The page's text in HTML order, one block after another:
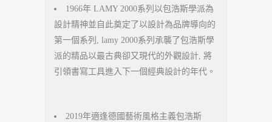
1966年 LAMY 2000系列以包浩斯學派為
設計精神並自此奠定了以設計為品牌導向的
第一個系列, lamy 2000系列承襲了包浩斯學
派的精品以最古典卻又現代的外觀設計, 將
引領書寫工具進入下一個經典設計的年代。
2019年適逢德國藝術風格主義包浩斯